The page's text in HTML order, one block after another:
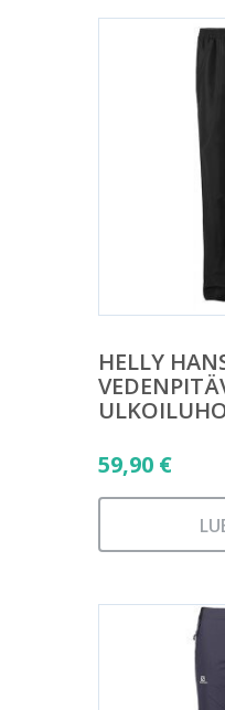
HELLY
59,90 €